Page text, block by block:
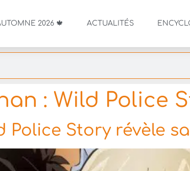
2026 🍁 ACTUALITÉS
: Wild Police
Police Story révèle